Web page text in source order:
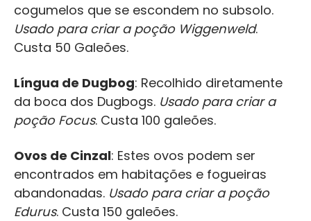
cogumelos que se escondem no subsolo.
Usado para criar a poção Wiggenweld.
Custa 50 Galeões.
Língua de Dugbog: Recolhido diretamente
da boca dos Dugbogs. Usado para criar a
poção Focus. Custa 100 galeões.
Ovos de Cinzal: Estes ovos podem ser
encontrados em habitações e fogueiras
abandonadas. Usado para criar a poção
Edurus. Custa 150 galeões.